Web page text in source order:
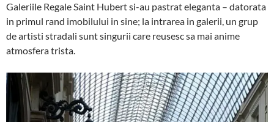
Galeriile Regale Saint Hubert si-au pastrat eleganta – datorata
in primul rand imobilului in sine; la intrarea in galerii, un grup
de artisti stradali sunt singurii care reusesc sa mai anime
atmosfera trista.